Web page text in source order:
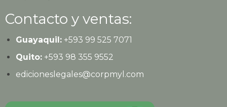
Contacto y ventas:
Guayaquil:+593 99 525 7071
Quito:+593 98 355 9552
edicioneslegales@corpmyl.com